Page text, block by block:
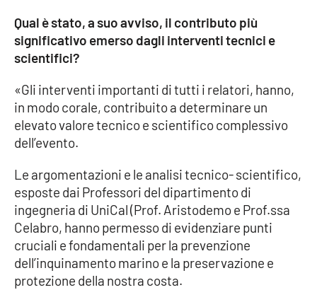
Android
Apple
Qual è stato, a suo avviso, il contributo più
significativo emerso dagli interventi tecnici e
scientifici?
«Gli interventi importanti di tutti i relatori, hanno,
in modo corale, contribuito a determinare un
elevato valore tecnico e scientifico complessivo
dell’evento.
Le argomentazioni e le analisi tecnico- scientifico,
esposte dai Professori del dipartimento di
ingegneria di UniCal (Prof. Aristodemo e Prof.ssa
Celabro, hanno permesso di evidenziare punti
cruciali e fondamentali per la prevenzione
dell’inquinamento marino e la preservazione e
protezione della nostra costa.